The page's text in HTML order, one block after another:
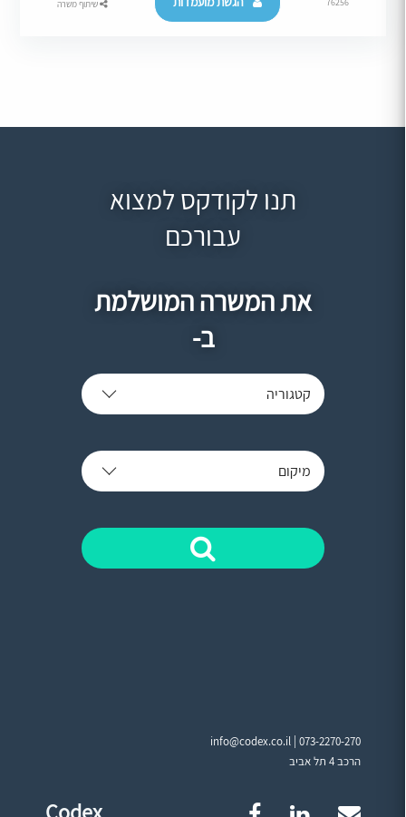
שיתוף משרה
תנו לקודקס למצוא
עבורכם
את המשרה המושלמת
ב-
קטגוריה
מיקום
info@codex.co.il |073-2270-270
הרכב 4 תל אביב